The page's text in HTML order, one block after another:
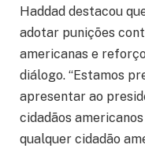
Haddad destacou
adotar punições
americanas e
diálogo. “Estamos
apresentar ao
cidadãos
qualquer cidadão